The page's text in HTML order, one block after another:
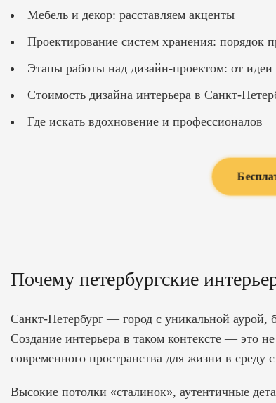
Мебель и декор: расставляем акценты
Проектирование систем хранения: порядок
Этапы работы над дизайн-проектом: от идеи
Стоимость дизайна интерьера в Санкт-
Где искать вдохновение и профессионалов
Почему петербургские
Санкт-Петербург — город с уникальной аурой,
Создание интерьера в таком контексте — это
современного пространства для жизни в
Высокие потолки «сталинок», аутентичные